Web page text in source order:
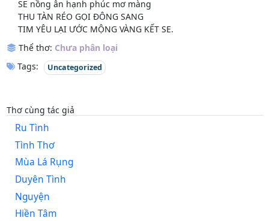
SE nồng ân hạnh phúc mơ màng
THU TÀN RÉO GỌI ĐÔNG SANG
TIM YÊU LẠI ƯỚC MỘNG VÀNG KẾT SE.
Thể thơ: Chưa phân loại
Tags:
Uncategorized
Thơ cùng tác giả
Ru Tình
Tình Thơ
Mùa Lá Rụng
Duyên Tình
Nguyện
Hiền Tâm